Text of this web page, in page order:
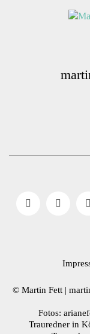
© Martin Fett |
Fotos:
Trauredner in